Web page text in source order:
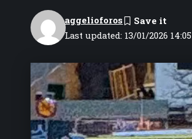
Last updated: 13/01/2026 14:05
aggelioforos